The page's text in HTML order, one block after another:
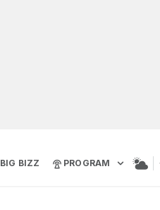
BIG BIZZ PROGRAM